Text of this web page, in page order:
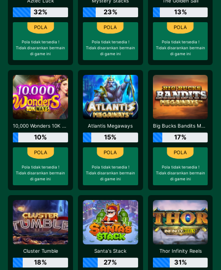
32%
Pola tidak tersedia !
Tidak disarankan bermain
di game ini
23%
Pola tidak tersedia !
Tidak disarankan bermain
di game ini
13%
Pola tidak tersedia !
Tidak disarankan bermain
di game ini
10,000 Wonders 10K Ways
10%
Pola tidak tersedia !
Tidak disarankan bermain
di game ini
Atlantis Megaways
15%
Pola tidak tersedia !
Tidak disarankan bermain
di game ini
Big Bucks Bandits Megaways
17%
Pola tidak tersedia !
Tidak disarankan bermain
di game ini
Cluster Tumble
18%
Santa's Stack
27%
Thor Infinity Reels
31%